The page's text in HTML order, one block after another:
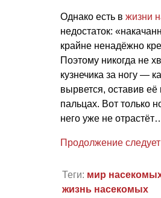
Однако есть в жизни
недостаток:
крайне ненадёжно
Поэтому никогда не
кузнечика за ногу —
вырвется, оставив
пальцах. Вот только
него уже не
Продолжение
Теги: мир
жизнь насекомых